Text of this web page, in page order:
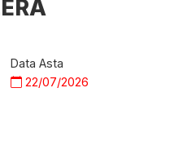
Data Asta
22/07/2026